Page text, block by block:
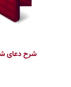
شرح دعای